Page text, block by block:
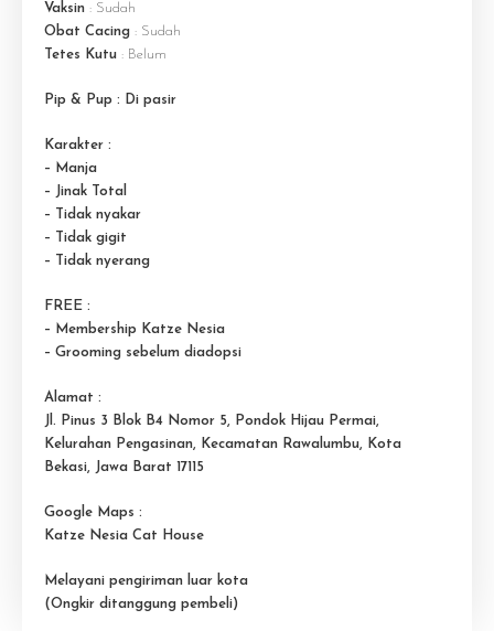
Vaksin : Sudah
Obat Cacing : Sudah
Tetes Kutu : Belum
Pip & Pup : Di pasir
Karakter :
– Manja
– Jinak Total
– Tidak nyakar
– Tidak gigit
– Tidak nyerang
FREE :
– Membership Katze Nesia
– Grooming sebelum diadopsi
Alamat :
Jl. Pinus 3 Blok B4 Nomor 5, Pondok Hijau Permai,
Kelurahan Pengasinan, Kecamatan Rawalumbu, Kota
Bekasi, Jawa Barat 17115
Google Maps :
Katze Nesia Cat House
Melayani pengiriman luar kota
(Ongkir ditanggung pembeli)